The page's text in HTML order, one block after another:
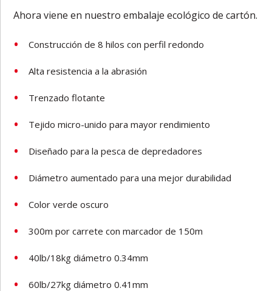
Ahora viene en nuestro embalaje ecológico de cartón.
Construcción de 8 hilos con perfil redondo
Alta resistencia a la abrasión
Trenzado flotante
Tejido micro-unido para mayor rendimiento
Diseñado para la pesca de depredadores
Diámetro aumentado para una mejor durabilidad
Color verde oscuro
300m por carrete con marcador de 150m
40lb/18kg diámetro 0.34mm
60lb/27kg diámetro 0.41mm